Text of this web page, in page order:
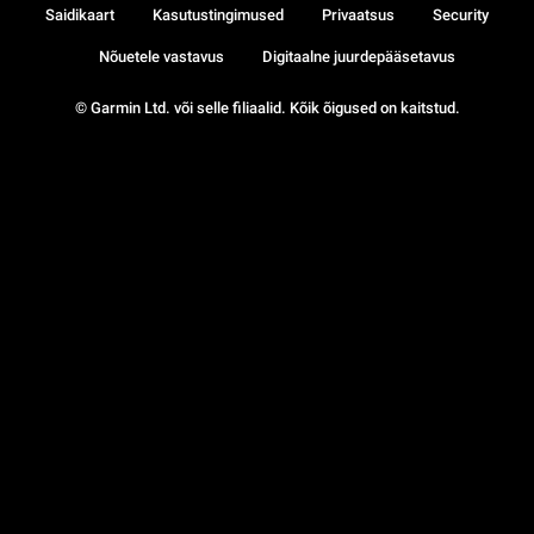
© Garmin Ltd. või selle filiaalid. Kõik õigused on kaitstud.
Saidikaart Kasutustingimused Privaatsus Security
Nõuetele vastavus Digitaalne juurdepääsetavus